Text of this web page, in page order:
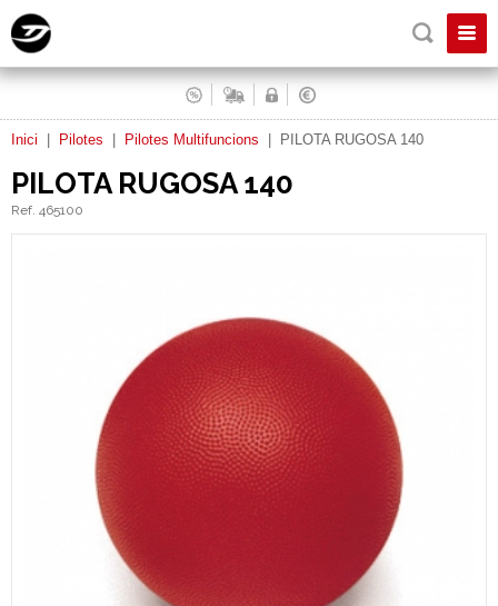
Inici Pilotes Pilotes Multifuncions PILOTA RUGOSA 140
PILOTA RUGOSA 140
Ref. 465100